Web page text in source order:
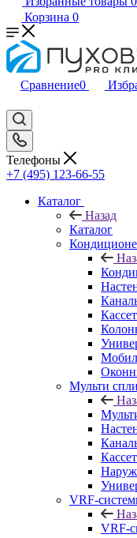
Корзина 0
Сравнение0
Телефоны
+7 (495) 123-66-55
Каталог
Назад
Каталог
Мульти
VRF-
VRF-